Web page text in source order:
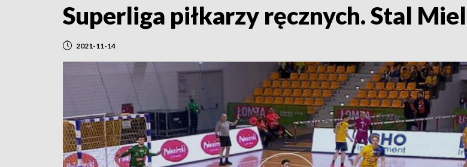
Superliga piłkarzy ręcznych. Stal
2021-11-14